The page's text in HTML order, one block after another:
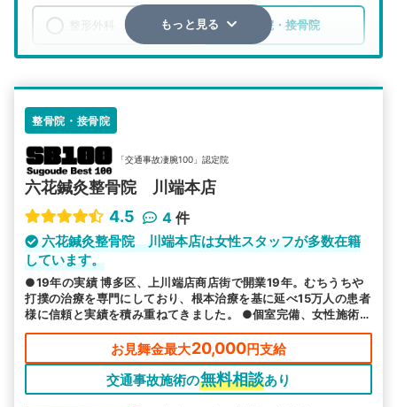
整骨院・接骨院
詳細条件で絞り込む
駅から探す 院名から探す
もっと見る
整骨院・接骨院
「交通事故凄腕100」認定院
六花鍼灸整骨院 川端本店
4.5
4 件
六花鍼灸整骨院 川端本店は女性スタッフが多数在籍
しています。
●19年の実績 博多区、上川端店商店街で開業19年。むちうちや
打撲の治療を専門にしており、根本治療を基に延べ15万人の患者
様に信頼と実績を積み重ねてきました。 ●個室完備、女性施術者
常時在中 個室完備で落ち着いた空間で周囲を気にする事無く、
施術を受けて頂けます。女性施術者が常に在籍しており、女性の
患者様も何でも相談して頂けます。 ●駅チカ、雨に濡れず来院可
能 地下鉄中洲川端駅、祇園駅から徒歩5分以内、商店街アーケー
ド中なので雨に濡れません。
お見舞金最大20,000円支給
交通事故施術の無料相談あり